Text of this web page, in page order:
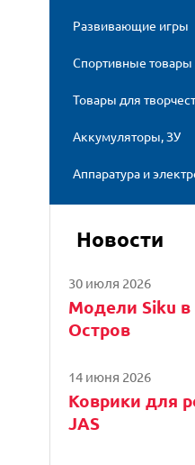
Развивающие игры
Спортивные товары
Товары для
Аккумуляторы, ЗУ
Аппаратура и
Новости
30 июля 2026
Модели Siku в
Остров
14 июня 2026
Коврики для
JAS